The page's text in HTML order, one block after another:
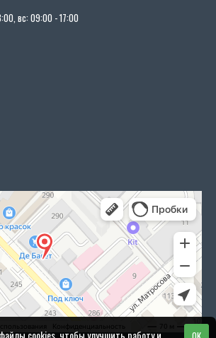
вс: 09:00 - 17:00
cookies, чтобы улучшить работу и